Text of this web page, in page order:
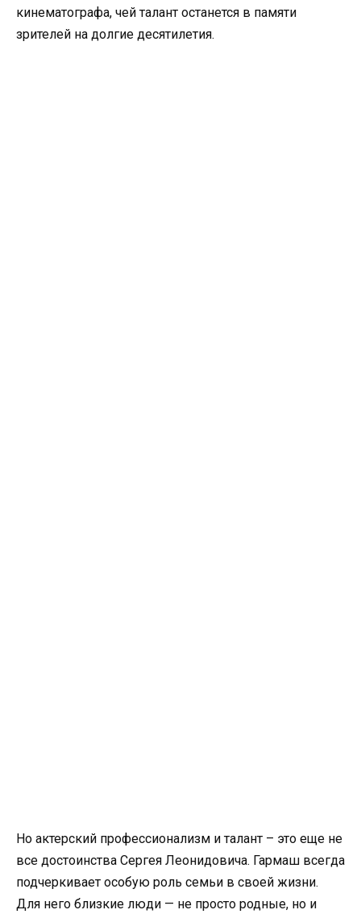
кинематографа, чей талант останется в памяти
зрителей на долгие десятилетия.
Но актерский профессионализм и талант – это еще не
все достоинства Сергея Леонидовича. Гармаш всегда
подчеркивает особую роль семьи в своей жизни.
Для него близкие люди — не просто родные, но и